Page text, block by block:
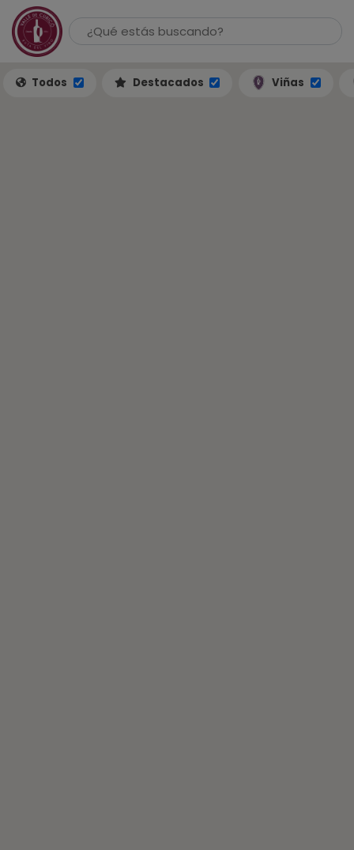
Todos Destacados Viñas